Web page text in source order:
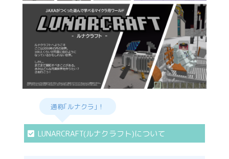
APRSAF宇宙
教育 for All
分科会 年次
会合
APRSAFポス
ターコンテ
スト
APRSAF教員
セミナー
ISEB（国際
議）
ISEB学生派
通称｢ルナクラ｣！
LUNARCRAFT(ルナクラフト)について